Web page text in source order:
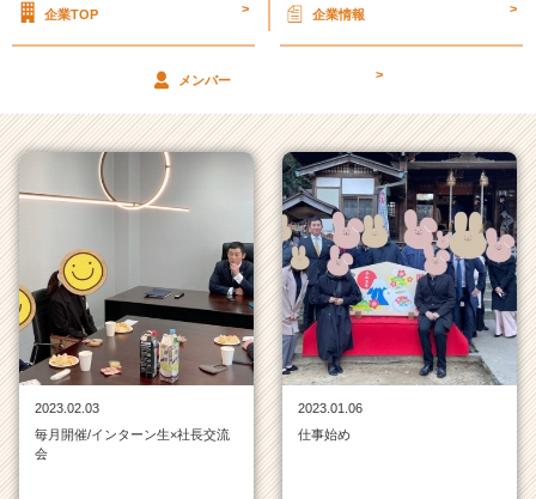
ム
ン
一
チ
ャ
ー・
長
か
企業TOP > 企業情報 >
メンバー >
2023.02.03
毎月開催/インターン生×社長交流
会
2023.01.06
仕事始め